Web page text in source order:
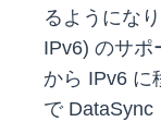
るようにな
IPv6) のサポ
から IPv6 に
で DataSync